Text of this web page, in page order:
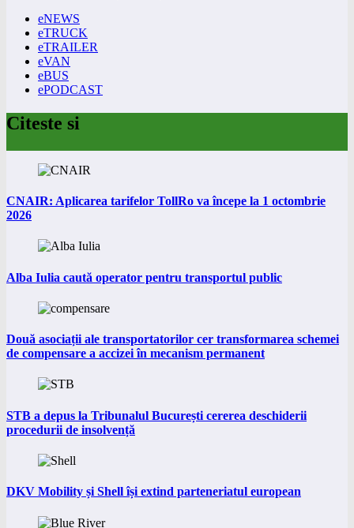
eNEWS
eTRUCK
eTRAILER
eVAN
eBUS
ePODCAST
Citeste si
CNAIR: Aplicarea tarifelor TollRo va începe la 1 octombrie
2026
Alba Iulia caută operator pentru transportul public
Două asociații ale transportatorilor cer transformarea schemei
de compensare a accizei în mecanism permanent
STB a depus la Tribunalul București cererea deschiderii
procedurii de insolvență
DKV Mobility și Shell își extind parteneriatul european